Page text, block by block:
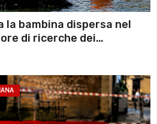
bambina dispersa nel
di ricerche dei